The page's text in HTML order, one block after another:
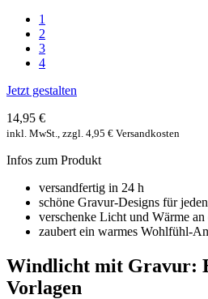
1
2
3
4
Jetzt gestalten
14,95 €
inkl. MwSt., zzgl. 4,95 € Versandkosten
Infos zum Produkt
versandfertig in 24 h
schöne Gravur-Designs für
verschenke Licht und Wärme an
zaubert ein warmes Wohlfühl-
Windlicht mit Gravur:
Vorlagen